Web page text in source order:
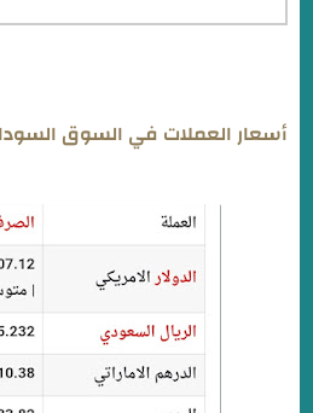
أسعار العملات في السوق السوداء اليوم